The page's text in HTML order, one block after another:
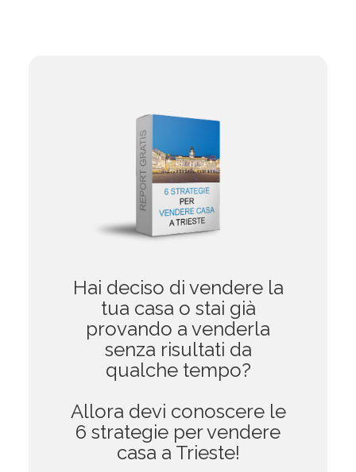
Hai deciso di vendere la
tua casa o stai già
provando a venderla
senza risultati da
qualche tempo?
Allora devi conoscere le
6 strategie per vendere
casa a Trieste!